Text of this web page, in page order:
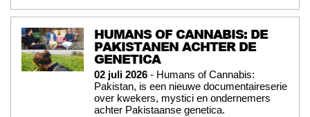
HUMANS OF CANNABIS: DE
PAKISTANEN ACHTER DE
GENETICA
02 juli 2026 - Humans of Cannabis:
Pakistan, is een nieuwe documentaireserie
over kwekers, mystici en ondernemers
achter Pakistaanse genetica.